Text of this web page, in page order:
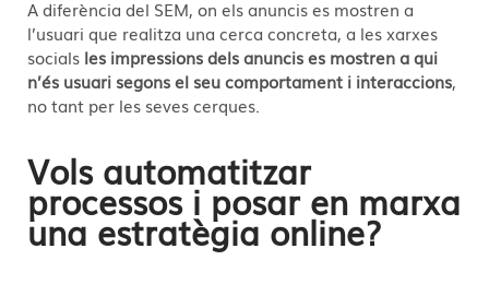
A diferència del SEM, on els anuncis es mostren a
l’usuari que realitza una cerca concreta, a les xarxes
socials les impressions dels anuncis es mostren a qui
n’és usuari segons el seu comportament i interaccions,
no tant per les seves cerques.
Vols automatitzar
processos i posar en marxa
una estratègia online?